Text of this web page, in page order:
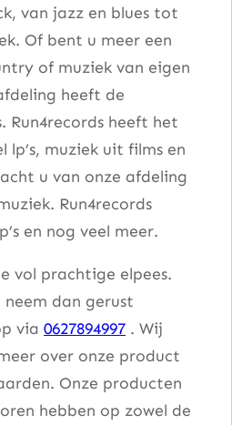
van jazz en blues tot
Of bent u meer een
of muziek van eigen
heeft de
Run4records heeft het
lp’s, muziek uit films en
u van onze afdeling
Run4records
en nog veel meer.
vol prachtige elpees.
dan gerust
via 0627894997 . Wij
over onze product
Onze producten
hebben op zowel de